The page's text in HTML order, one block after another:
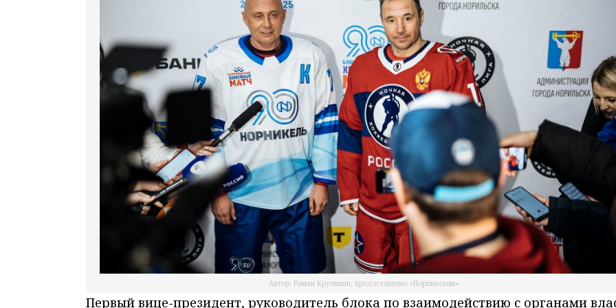
Автор: Роман Кручинин, предоставлено «Норникелем»
Первый вице-президент, руководитель блока по взаимодействию с органами